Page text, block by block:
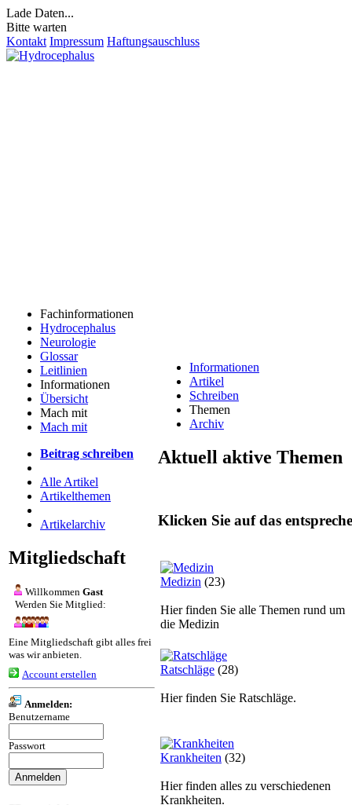
Lade Daten...
Bitte warten
Kontakt Impressum Haftungsauschluss
Fachinformationen
Hydrocephalus
Neurologie
Glossar
Leitlinien
Informationen
Übersicht
Mach mit
Mach mit
Beitrag schreiben
Alle Artikel
Artikelthemen
Artikelarchiv
Mitgliedschaft
Willkommen Gast
Werden Sie Mitglied:
Eine Mitgliedschaft gibt alles frei
was wir anbieten.
Account erstellen
Anmelden:
Benutzername
Passwort
Informationen
Artikel
Schreiben
Themen
Archiv
Aktuell aktive Themen
Klicken Sie auf das
Medizin (23)
Hier finden Sie alle Themen rund um
die Medizin
Ratschläge (28)
Hier finden Sie Ratschläge.
Krankheiten (32)
Hier finden alles zu verschiedenen
Krankheiten.